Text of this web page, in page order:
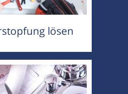
lösen